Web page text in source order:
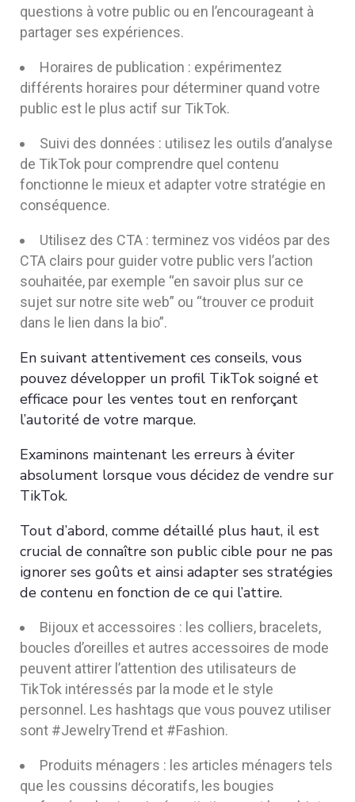
questions à votre public ou en l’encourageant à
partager ses expériences.
Horaires de publication : expérimentez
différents horaires pour déterminer quand votre
public est le plus actif sur TikTok.
Suivi des données : utilisez les outils d’analyse
de TikTok pour comprendre quel contenu
fonctionne le mieux et adapter votre stratégie en
conséquence.
Utilisez des CTA : terminez vos vidéos par des
CTA clairs pour guider votre public vers l’action
souhaitée, par exemple “en savoir plus sur ce
sujet sur notre site web” ou “trouver ce produit
dans le lien dans la bio”.
En suivant attentivement ces conseils, vous
pouvez développer un profil TikTok soigné et
efficace pour les ventes tout en renforçant
l’autorité de votre marque.
Examinons maintenant les erreurs à éviter
absolument lorsque vous décidez de vendre sur
TikTok.
Tout d’abord, comme détaillé plus haut, il est
crucial de connaître son public cible pour ne pas
ignorer ses goûts et ainsi adapter ses stratégies
de contenu en fonction de ce qui l’attire.
Bijoux et accessoires : les colliers, bracelets,
boucles d’oreilles et autres accessoires de mode
peuvent attirer l’attention des utilisateurs de
TikTok intéressés par la mode et le style
personnel. Les hashtags que vous pouvez utiliser
sont #JewelryTrend et #Fashion.
Produits ménagers : les articles ménagers tels
que les coussins décoratifs, les bougies